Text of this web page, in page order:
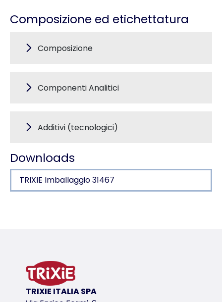
Composizione ed etichettatura
Composizione
Componenti Analitici
Additivi (tecnologici)
Downloads
TRIXIE Imballaggio 31467
variante di prodotto
variante di prodotto: numero unico del
TRIXIE ITALIA SPA